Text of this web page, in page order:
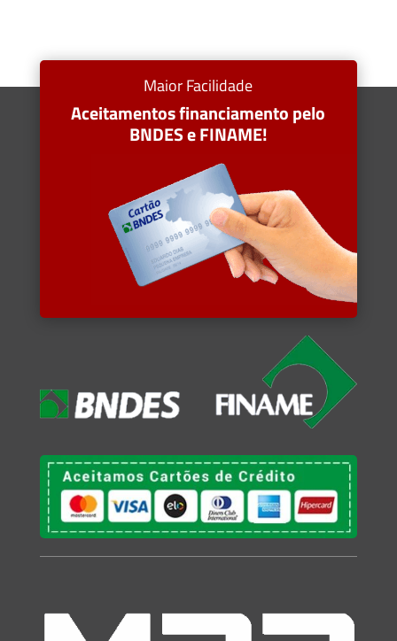
Maior Facilidade
Aceitamentos financiamento pelo
BNDES e FINAME!